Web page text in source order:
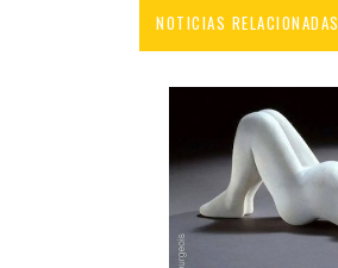
NOTICIAS RELACIONADAS